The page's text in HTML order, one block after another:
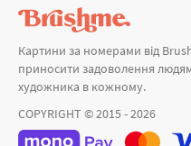
Картини за номерами від
приносити задоволення людям
художника в кожному.
COPYRIGHT © 2015 - 2026